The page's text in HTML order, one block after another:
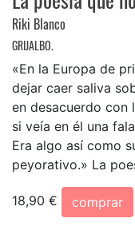
Riki Blanco
GRIJALBO.
«En la Europa de
dejar caer saliva
en desacuerdo con
si veía en él una
Era algo así como
peyorativo.» La
18,90 €
comprar